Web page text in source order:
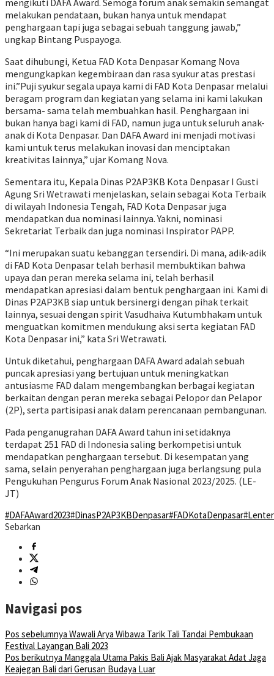
mengikuti DAFA Award. Semoga forum anak semakin semangat
melakukan pendataan, bukan hanya untuk mendapat
penghargaan tapi juga sebagai sebuah tanggung jawab,”
ungkap Bintang Puspayoga.
Saat dihubungi, Ketua FAD Kota Denpasar Komang Nova
mengungkapkan kegembiraan dan rasa syukur atas prestasi
ini.”Puji syukur segala upaya kami di FAD Kota Denpasar melalui
beragam program dan kegiatan yang selama ini kami lakukan
bersama- sama telah membuahkan hasil. Penghargaan ini
bukan hanya bagi kami di FAD, namun juga untuk seluruh anak-
anak di Kota Denpasar. Dan DAFA Award ini menjadi motivasi
kami untuk terus melakukan inovasi dan menciptakan
kreativitas lainnya,” ujar Komang Nova.
Sementara itu, Kepala Dinas P2AP3KB Kota Denpasar I Gusti
Agung Sri Wetrawati menjelaskan, selain sebagai Kota Terbaik
di wilayah Indonesia Tengah, FAD Kota Denpasar juga
mendapatkan dua nominasi lainnya. Yakni, nominasi
Sekretariat Terbaik dan juga nominasi Inspirator PAPP.
“Ini merupakan suatu kebanggan tersendiri. Di mana, adik-adik
di FAD Kota Denpasar telah berhasil membuktikan bahwa
upaya dan peran mereka selama ini, telah berhasil
mendapatkan apresiasi dalam bentuk penghargaan ini. Kami di
Dinas P2AP3KB siap untuk bersinergi dengan pihak terkait
lainnya, sesuai dengan spirit Vasudhaiva Kutumbhakam untuk
menguatkan komitmen mendukung aksi serta kegiatan FAD
Kota Denpasar ini,” kata Sri Wetrawati.
Untuk diketahui, penghargaan DAFA Award adalah sebuah
puncak apresiasi yang bertujuan untuk meningkatkan
antusiasme FAD dalam mengembangkan berbagai kegiatan
berkaitan dengan peran mereka sebagai Pelopor dan Pelapor
(2P), serta partisipasi anak dalam perencanaan pembangunan.
Pada penganugrahan DAFA Award tahun ini setidaknya
terdapat 251 FAD di Indonesia saling berkompetisi untuk
mendapatkan penghargaan tersebut. Di kesempatan yang
sama, selain penyerahan penghargaan juga berlangsung pula
Pengukuhan Pengurus Forum Anak Nasional 2023/2025. (LE-
JT)
#DAFAAward2023#DinasP2AP3KBDenpasar#FADKotaDenpasar
Sebarkan
Navigasi pos
Pos sebelumnya Wawali Arya Wibawa Tarik Tali Tandai Pembukaan
Festival Layangan Bali 2023
Pos berikutnya Manggala Utama Pakis Bali Ajak Masyarakat Adat Jaga
Keajegan Bali dari Gerusan Budaya Luar